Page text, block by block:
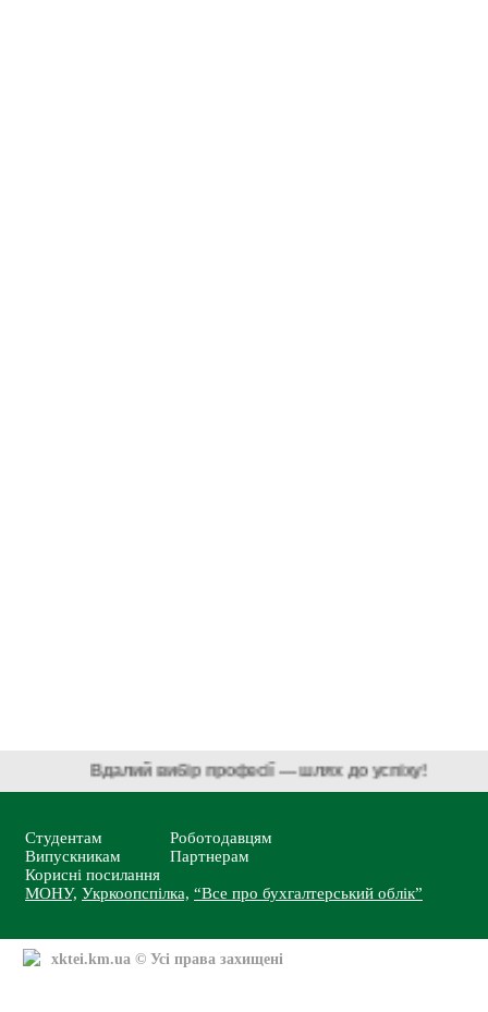
Вдалий вибір професії — шлях до успіху!
Студентам
Випускникам
Роботодавцям
Партнерам
Корисні посилання
МОНУ, Укркоопспілка, “Все про бухгалтерський облік”
xktei.km.ua © Усі права захищені